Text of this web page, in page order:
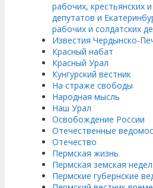
рабочих, крестьянских
депутатов и
рабочих и солдатских
Известия Чердынско-
Красный набат
Красный Урал
Кунгурский вестник
На страже свободы
Народная мысль
Наш Урал
Освобождение России
Отечественные
Отечество
Пермская жизнь
Пермская земская
Пермские губернские